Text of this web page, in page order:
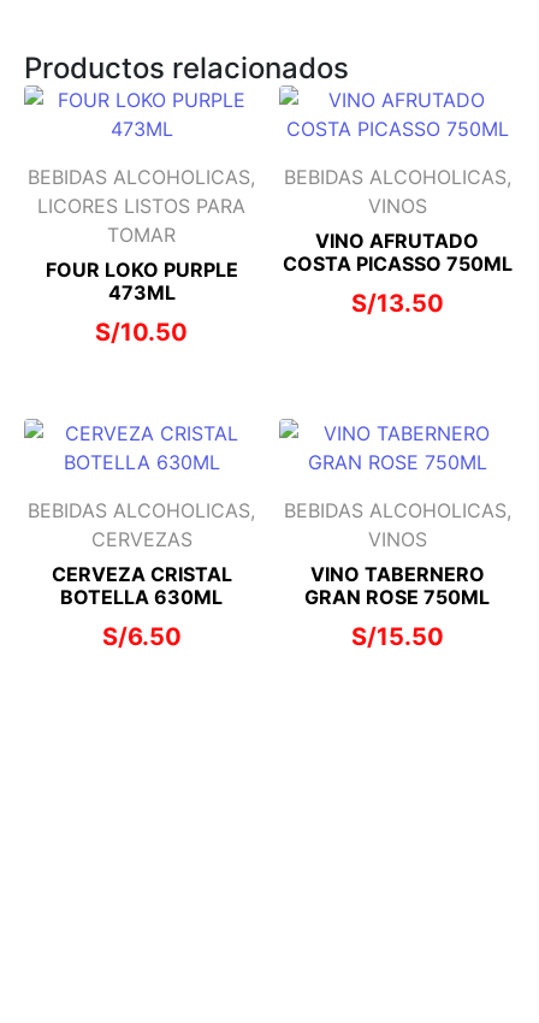
Productos relacionados
BEBIDAS ALCOHOLICAS,
LICORES LISTOS PARA
TOMAR
FOUR LOKO PURPLE
473ML
S/10.50
BEBIDAS ALCOHOLICAS,
VINOS
VINO AFRUTADO
COSTA PICASSO 750ML
S/13.50
BEBIDAS ALCOHOLICAS,
CERVEZAS
CERVEZA CRISTAL
BOTELLA 630ML
S/6.50
BEBIDAS ALCOHOLICAS,
VINOS
VINO TABERNERO
GRAN ROSE 750ML
S/15.50